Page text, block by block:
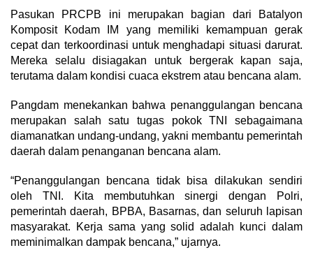
Pasukan PRCPB ini merupakan bagian dari Batalyon
Komposit Kodam IM yang memiliki kemampuan gerak
cepat dan terkoordinasi untuk menghadapi situasi darurat.
Mereka selalu disiagakan untuk bergerak kapan saja,
terutama dalam kondisi cuaca ekstrem atau bencana alam.
Pangdam menekankan bahwa penanggulangan bencana
merupakan salah satu tugas pokok TNI sebagaimana
diamanatkan undang-undang, yakni membantu pemerintah
daerah dalam penanganan bencana alam.
“Penanggulangan bencana tidak bisa dilakukan sendiri
oleh TNI. Kita membutuhkan sinergi dengan Polri,
pemerintah daerah, BPBA, Basarnas, dan seluruh lapisan
masyarakat. Kerja sama yang solid adalah kunci dalam
meminimalkan dampak bencana,” ujarnya.